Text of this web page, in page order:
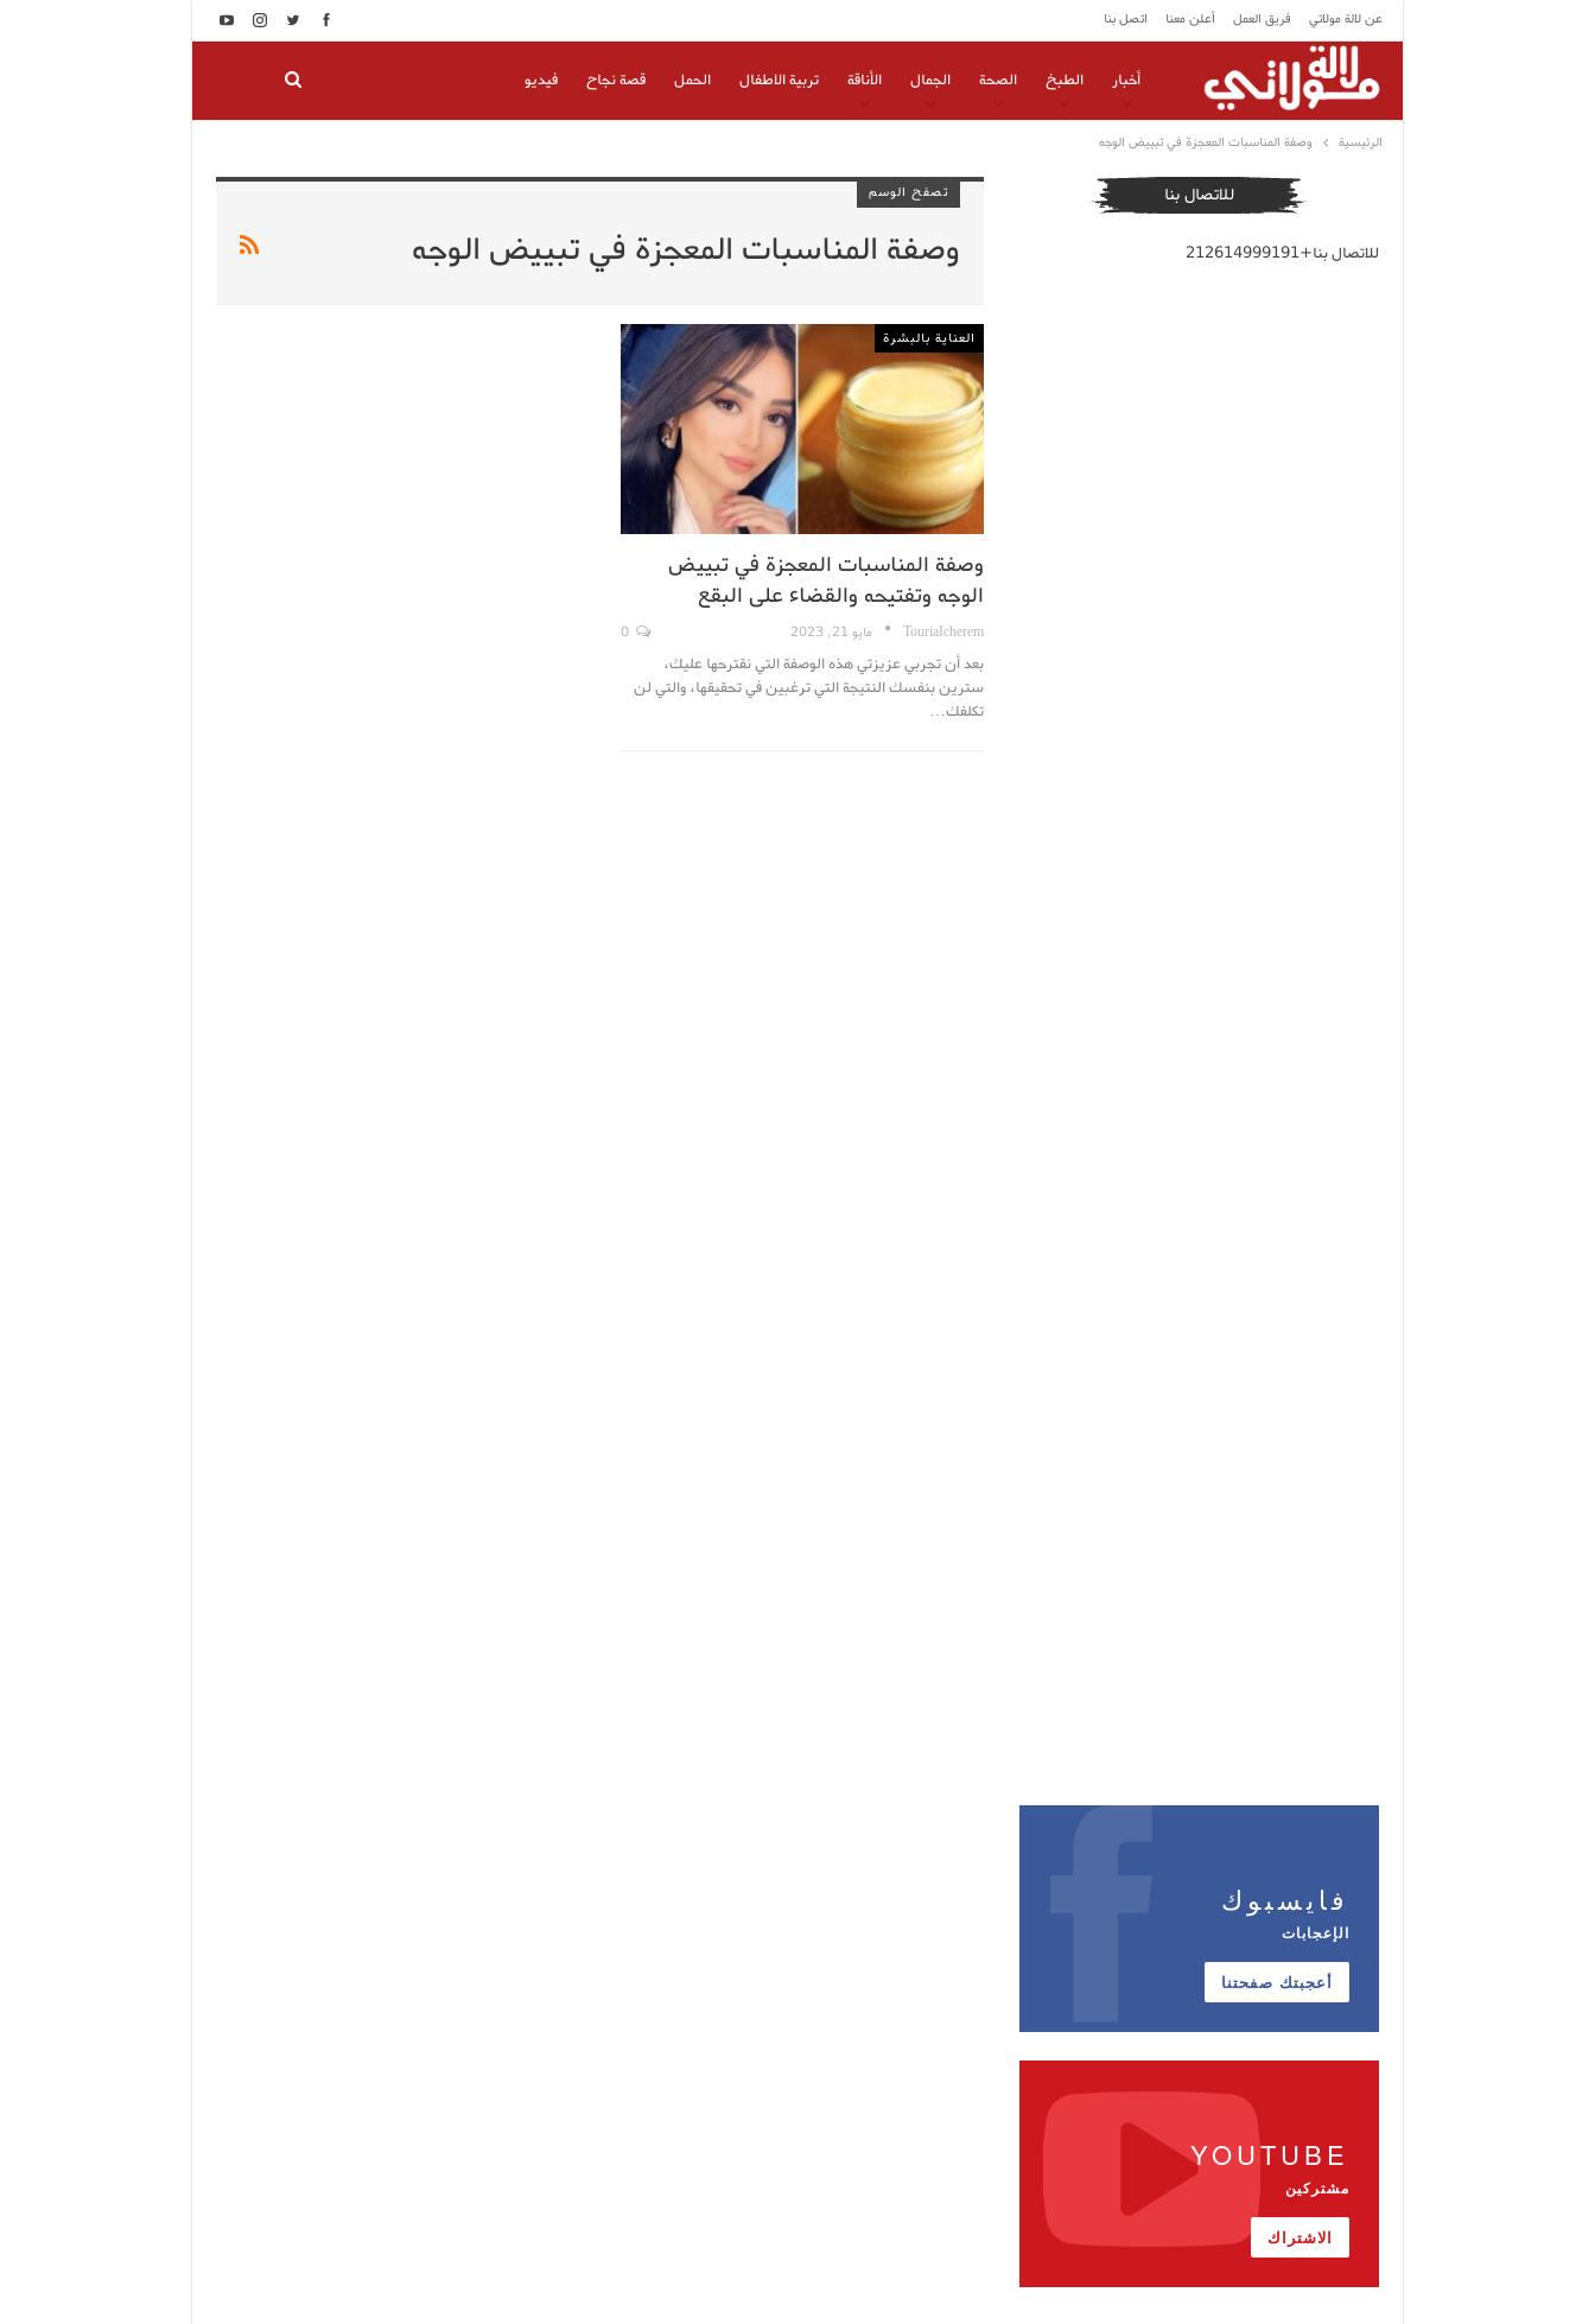
عن لالة مولاتي فريق العمل أعلن معنا اتصل بنا
أخبار الطبخ الصحة الجمال الأناقة تربية الاطفال الحمل قصة نجاح فيديو
الرئيسية وصفة المناسبات المعجزة في تبييض الوجه
تصفح الوسم
وصفة المناسبات المعجزة في تبييض الوجه
العناية بالبشرة
وصفة المناسبات المعجزة في تبييض
الوجه وتفتيحه والقضاء على البقع
TouriaIcherem مايو 21, 2023
بعد أن تجربي عزيزتي هذه الوصفة التي نقترحها عليك،
سترين بنفسك النتيجة التي ترغبين في تحقيقها، والتي لن
تكلفك…
للاتصال بنا
للاتصال بنا+212614999191
فايسبوك
الإعجابات
أعجبتك صفحتنا
YOUTUBE
مشتركين
الاشتراك